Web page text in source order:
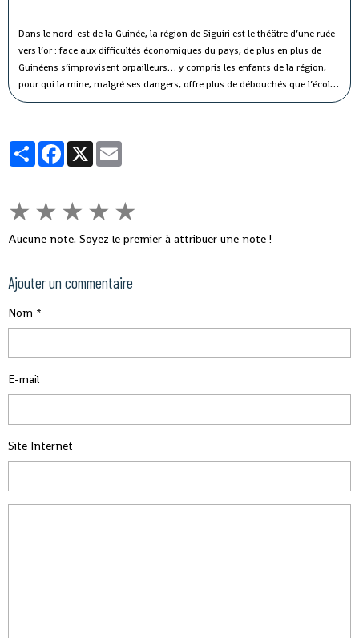
Dans le nord-est de la Guinée, la région de Siguiri est le théâtre d’une ruée
vers l’or : face aux difficultés économiques du pays, de plus en plus de
Guinéens s’improvisent orpailleurs… y compris les enfants de la région,
pour qui la mine, malgré ses dangers, offre plus de débouchés que l’école.
Au grand dam de notre Observateur.
PartagerFacebook
X
★ ★ ★ ★ ★
Aucune note. Soyez le premier à attribuer une note !
Ajouter un commentaire
Nom
E-mail
Site Internet